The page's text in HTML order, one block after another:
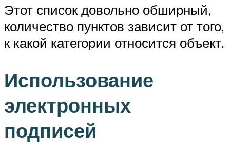
Этот список довольно обширный,
количество пунктов зависит от того,
к какой категории относится объект.
Использование
электронных
подписей